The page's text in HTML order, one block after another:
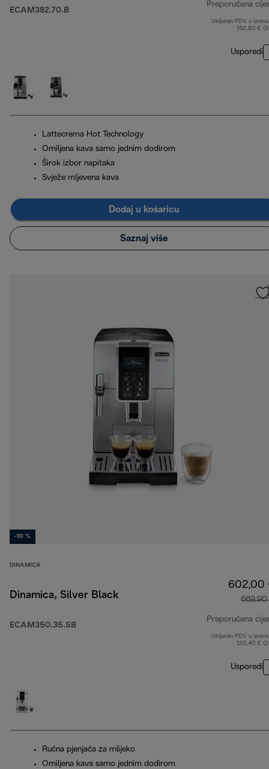
ECAM382.70.B
Preporučena
Uključen PDV u
152,80 €
Usporedi
Lattecrema Hot Technology
Omiljena kava samo jednim dodirom
Širok izbor napitaka
Svježe mljevena kava
Dodaj u košaricu
Saznaj više
-10 %
DINAMICA
Dinamica, Silver Black
ECAM350.35.SB
602,00
Preporučena
Uključen PDV u
120,40 €
Usporedi
Ručna pjenjača za mlijeko
Omiljena kava samo jednim dodirom